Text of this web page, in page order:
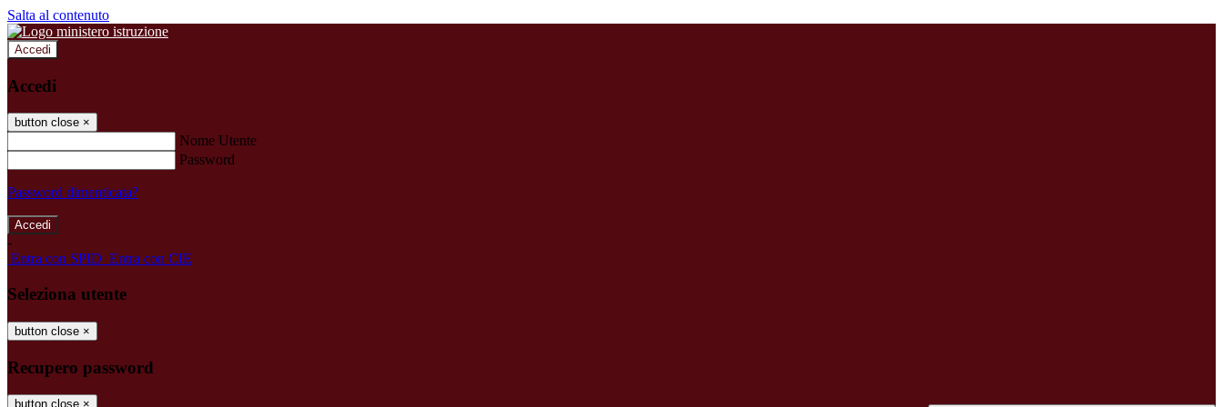
Salta al contenuto
Accedi
Accedi
button close ×
Nome Utente
Password
Password dimenticata?
-
Entra con SPID Entra con CIE
Seleziona utente
button close ×
Recupero password
button close ×